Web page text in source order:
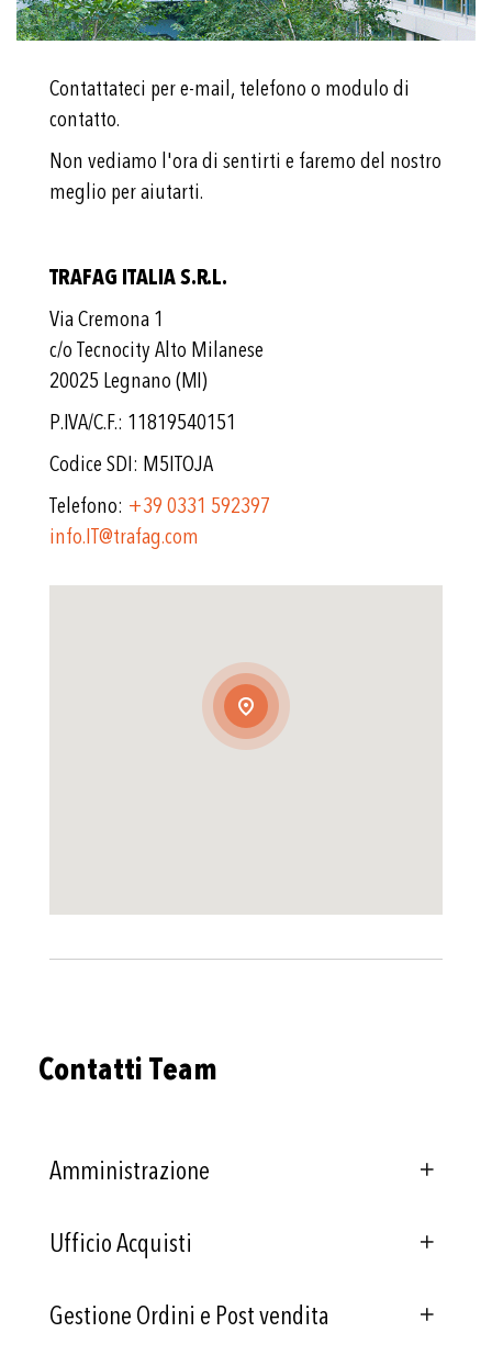
Contattateci per e-mail, telefono o modulo di
contatto.
Non vediamo l'ora di sentirti e faremo del nostro
meglio per aiutarti.
TRAFAG ITALIA S.R.L.
Via Cremona 1
c/o Tecnocity Alto Milanese
20025 Legnano (MI)
P.IVA/C.F.: 11819540151
Codice SDI: M5ITOJA
Telefono: +39 0331 592397
info.IT@trafag.com
Contatti Team
Amministrazione
Ufficio Acquisti
Gestione Ordini e Post vendita